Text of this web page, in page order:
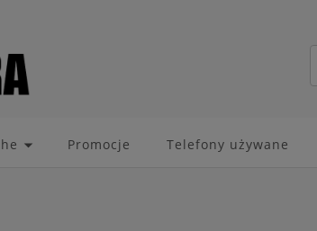
Promocje Telefony używane